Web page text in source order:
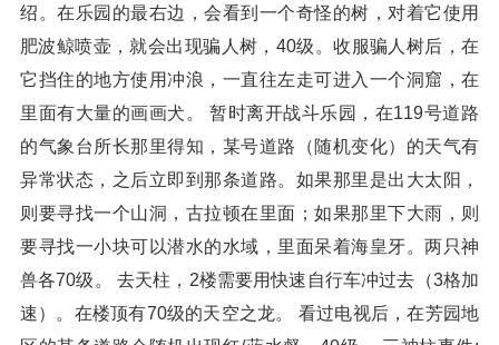
绍。在乐园的最右边，会看到一个奇怪的树，对着它使用
肥波鲸喷壶，就会出现骗人树，40级。收服骗人树后，在
它挡住的地方使用冲浪，一直往左走可进入一个洞窟，在
里面有大量的画画犬。 暂时离开战斗乐园，在119号道路
的气象台所长那里得知，某号道路（随机变化）的天气有
异常状态，之后立即到那条道路。如果那里是出大太阳，
则要寻找一个山洞，古拉顿在里面；如果那里下大雨，则
要寻找一小块可以潜水的水域，里面呆着海皇牙。两只神
兽各70级。 去天柱，2楼需要用快速自行车冲过去（3格加
速）。在楼顶有70级的天空之龙。 看过电视后，在芳园地